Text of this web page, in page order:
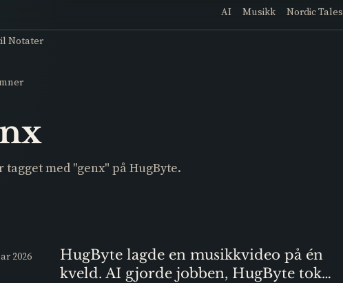
AI Musikk Nordic Tales
Notater
tagget med "genx" på HugByte.
2026
HugByte lagde en musikkvideo på én
kveld. AI gjorde jobben, HugByte tok